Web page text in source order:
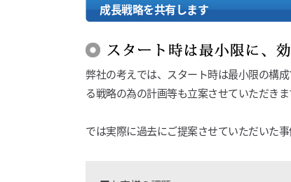
成長戦略を共有します
弊社の考えでは、スタート時は最小限の構
る戦略の為の計画等も立案させていただきま
では実際に過去にご提案させていただいた